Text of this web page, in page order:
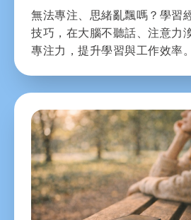
無法專注、思緒亂飄嗎？學習
技巧，在大腦不聽話、注意力
專注力，提升學習與工作效率。